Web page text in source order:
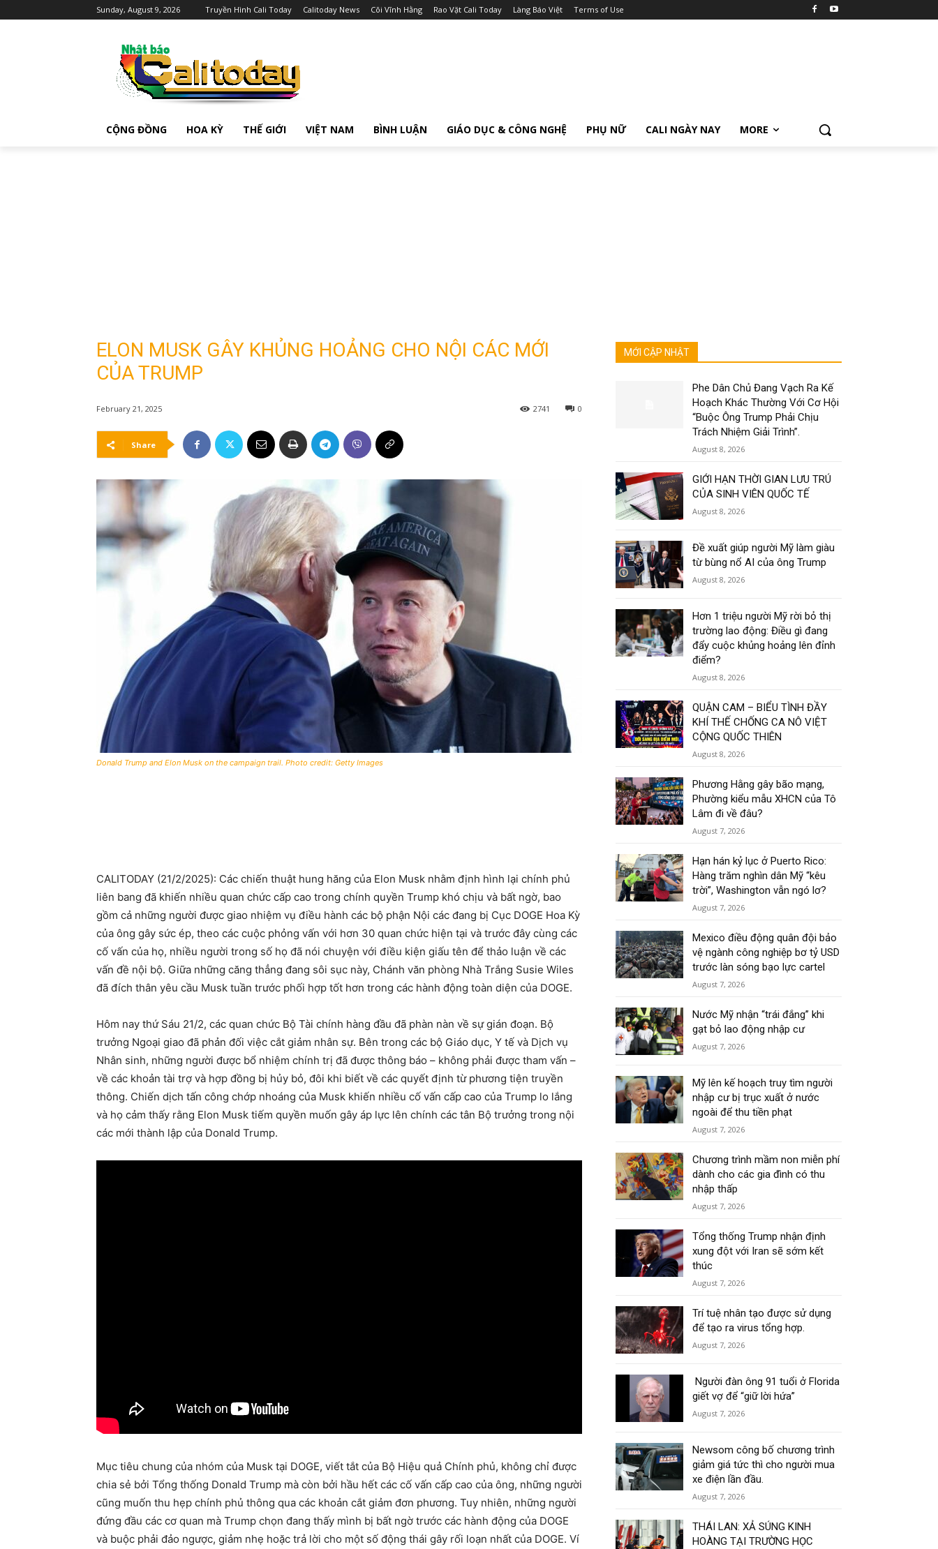
Sunday, August 9, 2026 Truyền Hình Cali Today Calitoday News Cõi Vĩnh Hằng Rao Vặt Cali Today Làng Báo Việt Terms of Use
CỘNG ĐỒNG HOA KỲ THẾ GIỚI VIỆT NAM BÌNH LUẬN GIÁO DỤC & CÔNG NGHỆ PHỤ NỮ CALI NGÀY NAY MORE
ELON MUSK GÂY KHỦNG HOẢNG CHO NỘI CÁC MỚI
CỦA TRUMP
February 21, 2025 0
2741
Share
Donald Trump and Elon Musk on the campaign trail. Photo credit: Getty Images
CALITODAY (21/2/2025): Các chiến thuật hung hăng của Elon Musk nhằm định hình lại chính phủ
liên bang đã khiến nhiều quan chức cấp cao trong chính quyền Trump khó chịu và bất ngờ, bao
gồm cả những người được giao nhiệm vụ điều hành các bộ phận Nội các đang bị Cục DOGE Hoa Kỳ
của ông gây sức ép, theo các cuộc phỏng vấn với hơn 30 quan chức hiện tại và trước đây cùng các
cố vấn của họ, nhiều người trong số họ đã nói chuyện với điều kiện giấu tên để thảo luận về các
vấn đề nội bộ. Giữa những căng thẳng đang sôi sục này, Chánh văn phòng Nhà Trắng Susie Wiles
đã đích thân yêu cầu Musk tuần trước phối hợp tốt hơn trong các hành động toàn diện của DOGE.
Hôm nay thứ Sáu 21/2, các quan chức Bộ Tài chính hàng đầu đã phàn nàn về sự gián đoạn. Bộ
trưởng Ngoại giao đã phản đối việc cắt giảm nhân sự. Bên trong các bộ Giáo dục, Y tế và Dịch vụ
Nhân sinh, những người được bổ nhiệm chính trị đã được thông báo – không phải được tham vấn –
về các khoản tài trợ và hợp đồng bị hủy bỏ, đôi khi biết về các quyết định từ phương tiện truyền
thông. Chiến dịch tấn công chớp nhoáng của Musk khiến nhiều cố vấn cấp cao của Trump lo lắng
và họ cảm thấy rằng Elon Musk tiếm quyền muốn gây áp lực lên chính các tân Bộ trưởng trong nội
các mới thành lập của Donald Trump.
Mục tiêu chung của nhóm của Musk tại DOGE, viết tắt của Bộ Hiệu quả Chính phủ, không chỉ được
chia sẻ bởi Tổng thống Donald Trump mà còn bởi hầu hết các cố vấn cấp cao của ông, những người
cũng muốn thu hẹp chính phủ thông qua các khoản cắt giảm đơn phương. Tuy nhiên, những người
đứng đầu các cơ quan mà Trump chọn đang thấy mình bị bất ngờ trước các hành động của DOGE
và buộc phải đảo ngược, giảm nhẹ hoặc trả lời cho một số động thái gây rối loạn nhất của DOGE. Ví
MỚI CẬP NHẬT
Phe Dân Chủ Đang Vạch Ra Kế
Hoạch Khác Thường Với Cơ Hội
“Buộc Ông Trump Phải Chịu
Trách Nhiệm Giải Trình”.
August 8, 2026
GIỚI HẠN THỜI GIAN LƯU TRÚ
CỦA SINH VIÊN QUỐC TẾ
August 8, 2026
Đề xuất giúp người Mỹ làm giàu
từ bùng nổ AI của ông Trump
August 8, 2026
Hơn 1 triệu người Mỹ rời bỏ thị
trường lao động: Điều gì đang
đẩy cuộc khủng hoảng lên đỉnh
điểm?
August 8, 2026
QUẬN CAM – BIỂU TÌNH ĐẦY
KHÍ THẾ CHỐNG CA NÔ VIỆT
CỘNG QUỐC THIÊN
August 8, 2026
Phương Hằng gây bão mạng,
Phường kiểu mẫu XHCN của Tô
Lâm đi về đâu?
August 7, 2026
Hạn hán kỷ lục ở Puerto Rico:
Hàng trăm nghìn dân Mỹ “kêu
trời”, Washington vẫn ngó lơ?
August 7, 2026
Mexico điều động quân đội bảo
vệ ngành công nghiệp bơ tỷ USD
trước làn sóng bạo lực cartel
August 7, 2026
Nước Mỹ nhận “trái đắng” khi
gạt bỏ lao động nhập cư
August 7, 2026
Mỹ lên kế hoạch truy tìm người
nhập cư bị trục xuất ở nước
ngoài để thu tiền phạt
August 7, 2026
Chương trình mầm non miễn phí
dành cho các gia đình có thu
nhập thấp
August 7, 2026
Tổng thống Trump nhận định
xung đột với Iran sẽ sớm kết
thúc
August 7, 2026
Trí tuệ nhân tạo được sử dụng
để tạo ra virus tổng hợp.
August 7, 2026
Người đàn ông 91 tuổi ở Florida
giết vợ để “giữ lời hứa”
August 7, 2026
Newsom công bố chương trình
giảm giá tức thì cho người mua
xe điện lần đầu.
August 7, 2026
THÁI LAN: XẢ SÚNG KINH
HOÀNG TẠI TRƯỜNG HỌC